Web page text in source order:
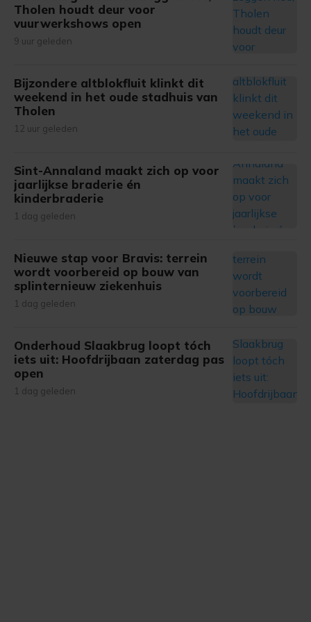
Tholen houdt deur voor
vuurwerkshows open
9 uur geleden
Bijzondere altblokfluit klinkt dit
weekend in het oude stadhuis van
Tholen
12 uur geleden
Sint-Annaland maakt zich op voor
jaarlijkse braderie én
kinderbraderie
1 dag geleden
Nieuwe stap voor Bravis: terrein
wordt voorbereid op bouw van
splinternieuw ziekenhuis
1 dag geleden
Onderhoud Slaakbrug loopt tóch
iets uit: Hoofdrijbaan zaterdag pas
open
1 dag geleden